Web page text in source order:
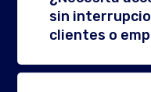
sin
clientes o